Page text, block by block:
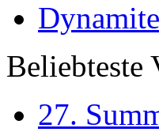
Beliebteste
27.